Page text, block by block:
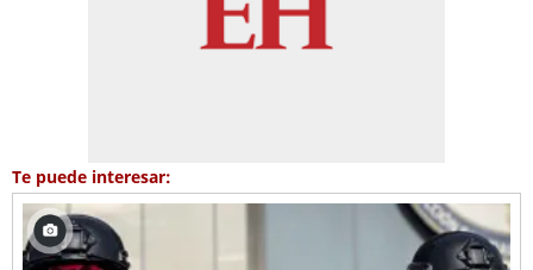
Te puede interesar: